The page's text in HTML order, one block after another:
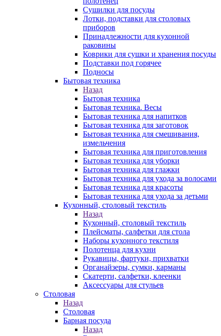
Сушилки для посуды
Лотки, подставки для столовых
приборов
Принадлежности для кухонной
раковины
Коврики для сушки и хранения посуды
Подставки под горячее
Подносы
Бытовая техника
Назад
Бытовая техника
Бытовая техника. Весы
Бытовая техника для напитков
Бытовая техника для заготовок
Бытовая техника для смешивания,
измельчения
Бытовая техника для приготовления
Бытовая техника для уборки
Бытовая техника для глажки
Бытовая техника для ухода за волосами
Бытовая техника для красоты
Бытовая техника для ухода за детьми
Кухонный, столовый текстиль
Назад
Кухонный, столовый текстиль
Плейсматы, салфетки для стола
Наборы кухонного текстиля
Полотенца для кухни
Рукавицы, фартуки, прихватки
Органайзеры, сумки, карманы
Скатерти, салфетки, клеенки
Аксессуары для стульев
Столовая
Назад
Столовая
Барная посуда
Назад